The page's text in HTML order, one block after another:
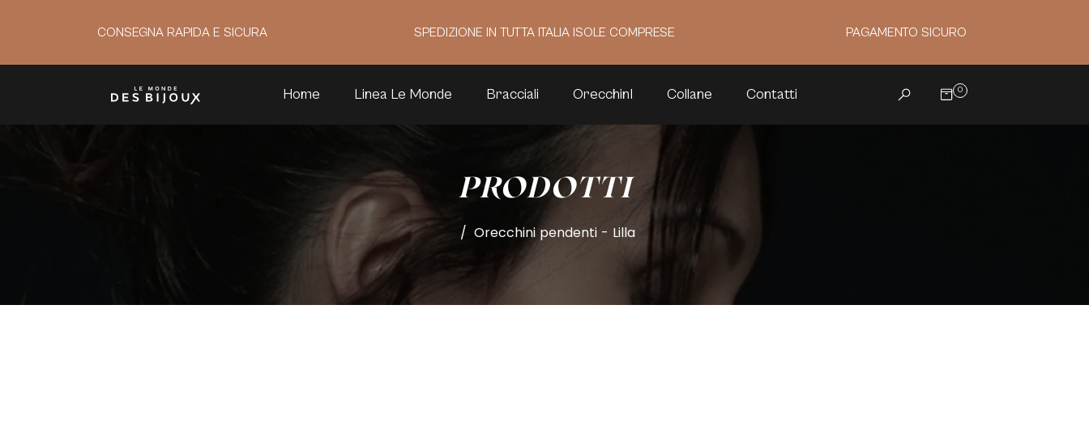
CONSEGNA RAPIDA E SICURA SPEDIZIONE IN TUTTA ITALIA ISOLE COMPRESE PAGAMENTO SICURO
Home Linea Le Monde Bracciali OrecchinI Collane Contatti 0
PRODOTTI
/ Orecchini pendenti - Lilla